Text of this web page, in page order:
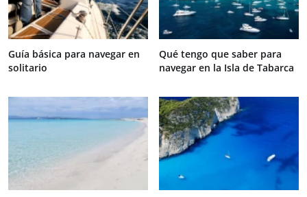
Guía básica para navegar en
solitario
Qué tengo que saber para
navegar en la Isla de Tabarca